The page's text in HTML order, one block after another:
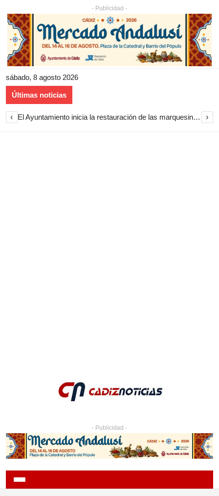
- Publicidad -
sábado, 8 agosto 2026
Últimas noticias
‹ El Ayuntamiento inicia la restauración de las marquesinas de Plaza Esteve para volver a instalarlas en el centro de Jerez ›
- Publicidad -